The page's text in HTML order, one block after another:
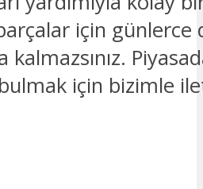
için günlerce
için bizimle